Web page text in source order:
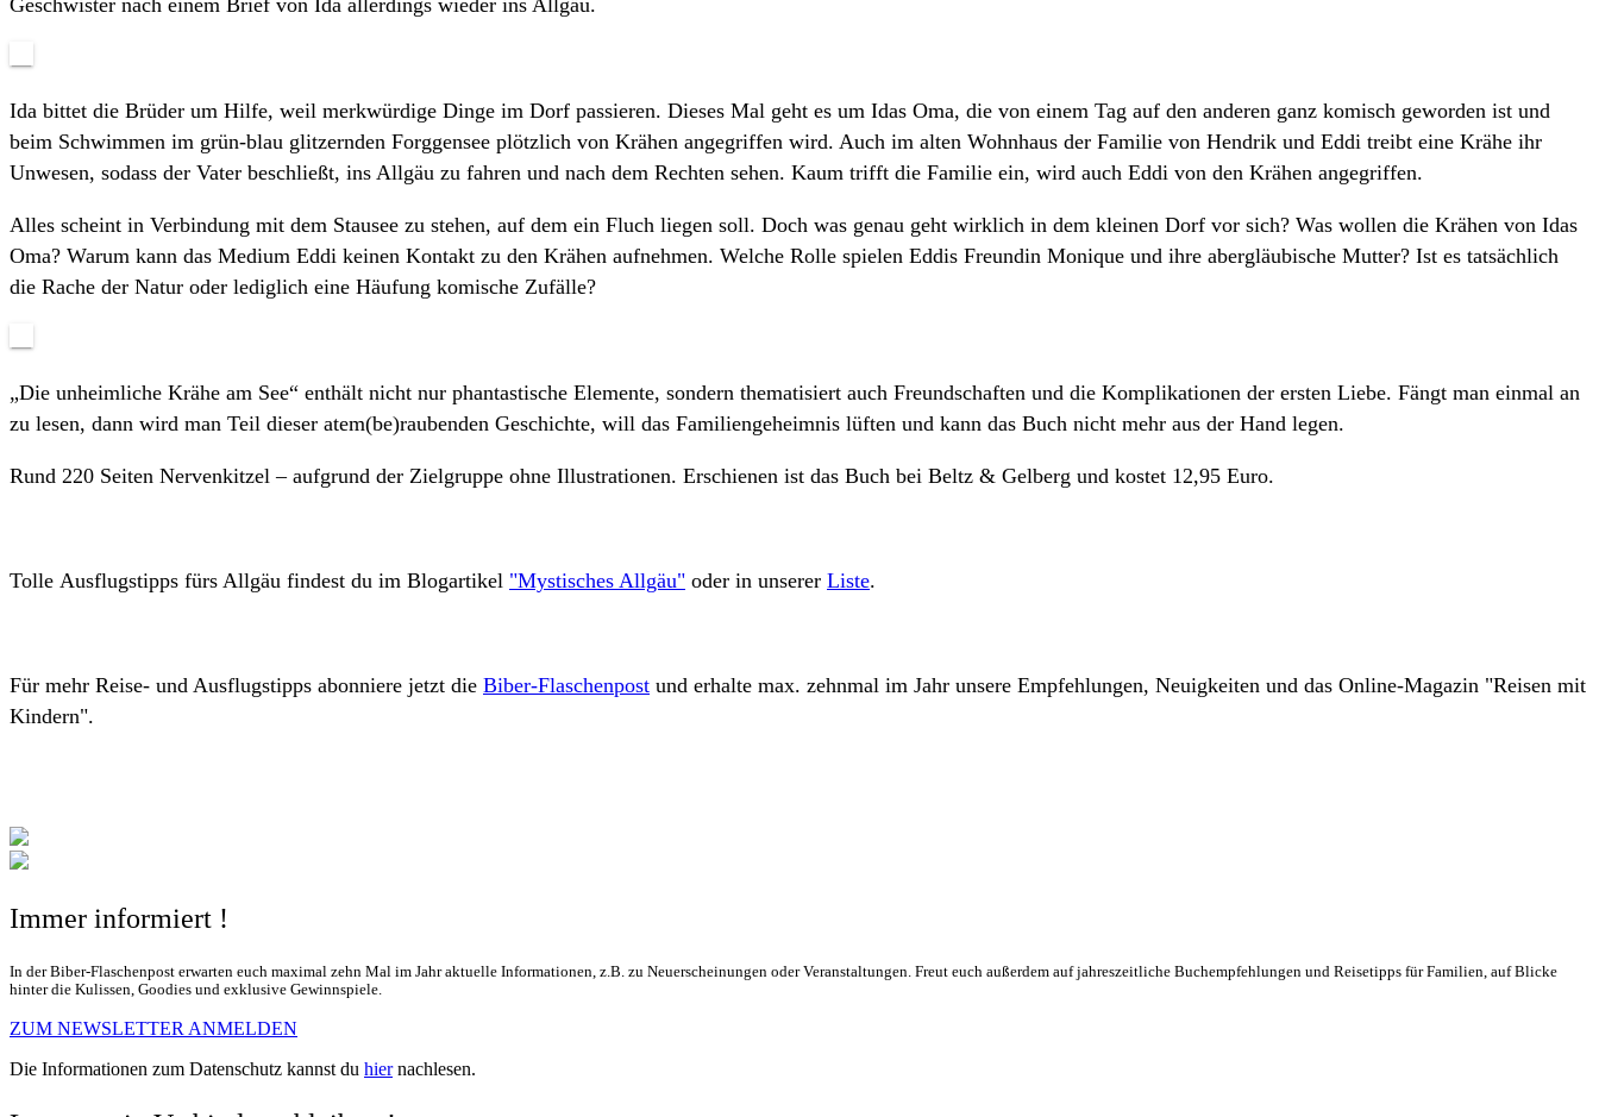
Ida bittet die Brüder um Hilfe, weil merkwürdige Dinge im Dorf passieren. Dieses Mal geht es um Idas Oma, die von einem Tag auf den anderen ganz komisch geworden ist und
beim Schwimmen im grün-blau glitzernden Forggensee plötzlich von Krähen angegriffen wird. Auch im alten Wohnhaus der Familie von Hendrik und Eddi treibt eine Krähe ihr
Unwesen, sodass der Vater beschließt, ins Allgäu zu fahren und nach dem Rechten sehen. Kaum trifft die Familie ein, wird auch Eddi von den Krähen angegriffen.
Alles scheint in Verbindung mit dem Stausee zu stehen, auf dem ein Fluch liegen soll. Doch was genau geht wirklich in dem kleinen Dorf vor sich? Was wollen die Krähen von Idas
Oma? Warum kann das Medium Eddi keinen Kontakt zu den Krähen aufnehmen. Welche Rolle spielen Eddis Freundin Monique und ihre abergläubische Mutter? Ist es tatsächlich
die Rache der Natur oder lediglich eine Häufung komische Zufälle?
„Die unheimliche Krähe am See“ enthält nicht nur phantastische Elemente, sondern thematisiert auch Freundschaften und die Komplikationen der ersten Liebe. Fängt man einmal an
zu lesen, dann wird man Teil dieser atem(be)raubenden Geschichte, will das Familiengeheimnis lüften und kann das Buch nicht mehr aus der Hand legen.
Rund 220 Seiten Nervenkitzel – aufgrund der Zielgruppe ohne Illustrationen. Erschienen ist das Buch bei Beltz & Gelberg und kostet 12,95 Euro.
Tolle Ausflugstipps fürs Allgäu findest du im Blogartikel "Mystisches Allgäu" oder in unserer Liste.
Für mehr Reise- und Ausflugstipps abonniere jetzt die Biber-Flaschenpost und erhalte max. zehnmal im Jahr unsere Empfehlungen, Neuigkeiten und das Online-Magazin "Reisen mit
Kindern".
Immer informiert !
In der Biber-Flaschenpost erwarten euch maximal zehn Mal im Jahr aktuelle Informationen, z.B. zu Neuerscheinungen oder Veranstaltungen. Freut euch außerdem auf jahreszeitliche Buchempfehlungen und Reisetipps für Familien, auf Blicke
hinter die Kulissen, Goodies und exklusive Gewinnspiele.
ZUM NEWSLETTER ANMELDEN
Die Informationen zum Datenschutz kannst du hiernachlesen.